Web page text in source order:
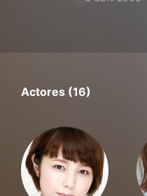
Actores (16)